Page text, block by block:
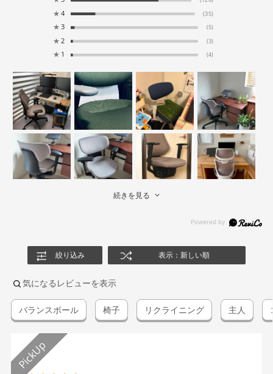
★ 4 (35)
★ 3 (5)
★ 2 (3)
★ 1 (4)
続きを見る
絞り込み 表示：新しい順
気になるレビューを表示
バランスボール 椅子 リクライニング 主人